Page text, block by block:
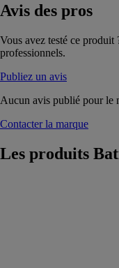
Avis des pros
Vous avez testé ce produit
professionnels.
Publiez un avis
Aucun avis publié pour le
Contacter la marque
Les produits